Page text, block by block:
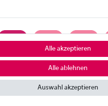
Alle akzeptieren
Alle ablehnen
Auswahl akzeptieren